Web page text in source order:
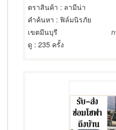
ตราสินค้า : ลามีน่า
คำค้นหา : ฟิล์มนิรภัย
เขตมีนบุรี
ดู : 235 ครั้ง